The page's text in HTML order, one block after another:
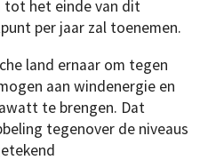
tot het einde van dit
per jaar zal toenemen.
land ernaar om tegen
aan windenergie en
te brengen. Dat
tegenover de niveaus